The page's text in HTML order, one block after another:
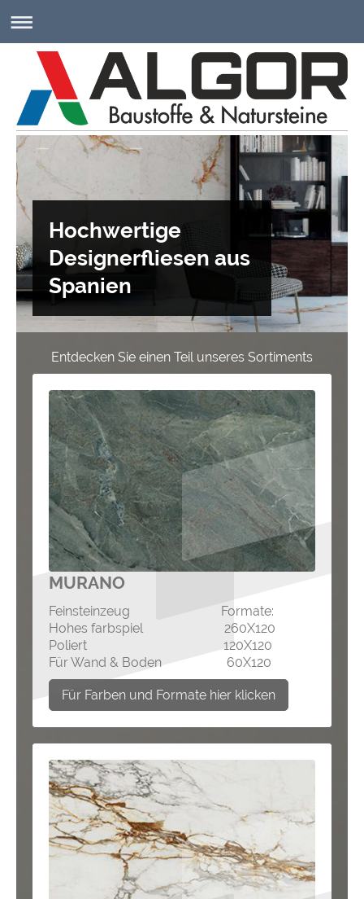
Hochwertige
Designerfliesen aus
Spanien
Entdecken Sie einen Teil unseres Sortiments
MURANO
Feinsteinzeug Formate:
Hohes farbspiel 260X120
Poliert 120X120
Für Wand & Boden 60X120
Für Farben und Formate hier klicken